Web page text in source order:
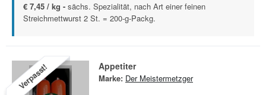
€ 7,45 / kg - sächs. Spezialität, nach Art einer feinen
Streichmettwurst 2 St. = 200-g-Packg.
Verpasst! Appetiter
Marke: Der Meistermetzger